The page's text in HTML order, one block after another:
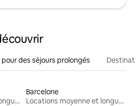
des séjours prolongés
Locations moyenne et longue durée
Barcelone
Locations moyenne et longue durée